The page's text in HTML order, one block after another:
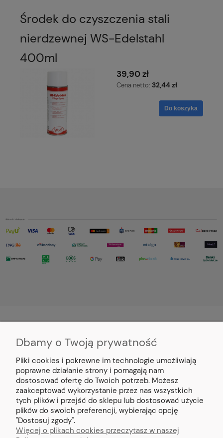
Środek do czyszczenia stali
nierdzewnej WS-Edelstahl
400ml
39,90 zł
Cena netto: 32,44 zł
Do koszyka
MOJE KONTO
PŁATNOŚCI I DOSTAWA
INFORMACJE
O NAS
Dbamy o Twoją prywatność
Pliki cookies i pokrewne im technologie umożliwiają
poprawne działanie strony i pomagają nam
dostosować ofertę do Twoich potrzeb. Możesz
zaakceptować wykorzystanie przez nas wszystkich
tych plików i przejść do sklepu lub dostosować użycie
plików do swoich preferencji, wybierając opcję
"Dostosuj zgody".
Więcej o plikach cookies przeczytasz w naszej